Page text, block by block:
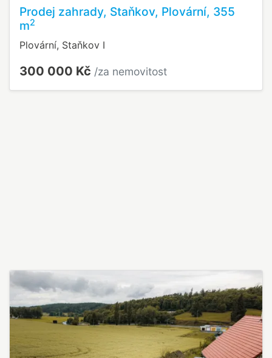
Prodej zahrady, Staňkov, Plovární, 355
m2
Plovární, Staňkov I
300 000 Kč /za nemovitost